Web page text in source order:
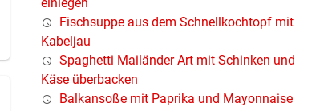
einlegen
Fischsuppe aus dem Schnellkochtopf mit
Kabeljau
Spaghetti Mailänder Art mit Schinken und
Käse überbacken
Balkansoße mit Paprika und Mayonnaise